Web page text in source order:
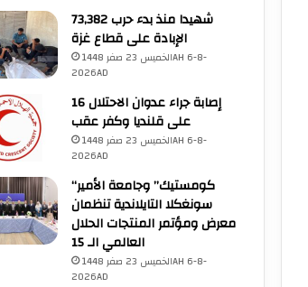
73,382 شهيدا منذ بدء حرب
الإبادة على قطاع غزة
الخميس 23 صفر 1448AH 6-8-
2026AD
16 إصابة جراء عدوان الاحتلال
على قلنديا وكفر عقب
الخميس 23 صفر 1448AH 6-8-
2026AD
“كومستيك” وجامعة الأمير
سونغكلا التايلاندية تنظمان
معرض ومؤتمر المنتجات الحلال
العالمي الـ 15
الخميس 23 صفر 1448AH 6-8-
2026AD